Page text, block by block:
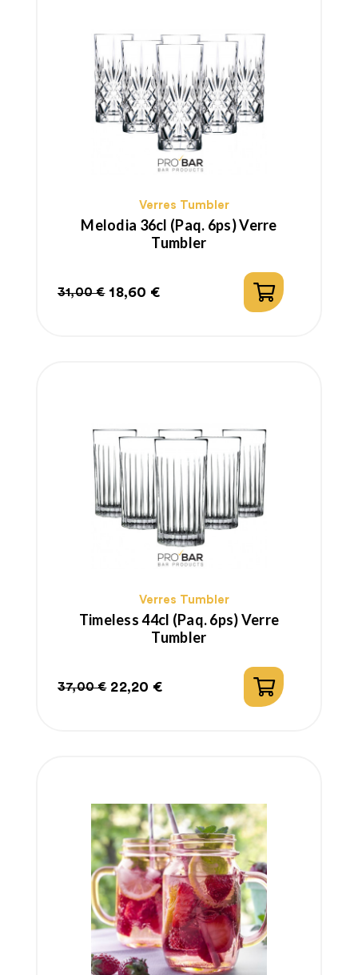
Verres Tumbler
Melodia 36cl (paq. 6ps) Verre
Tumbler
Prix
31,00 €
Prix
18,60 €
Verres Tumbler
Timeless 44cl (paq. 6ps) Verre
Tumbler
Prix
37,00 €
Prix
22,20 €